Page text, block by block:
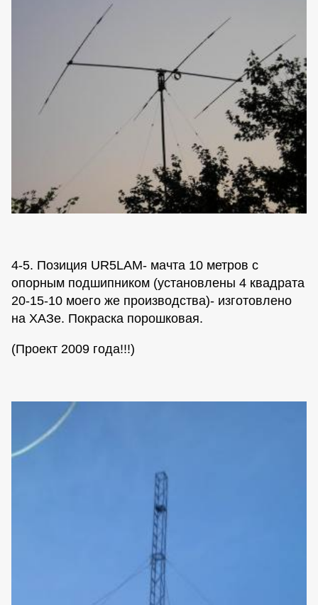
4-5. Позиция UR5LAM- мачта 10 метров с
опорным подшипником (установлены 4 квадрата
20-15-10 моего же производства)- изготовлено
на ХАЗе. Покраска порошковая.
(Проект 2009 года!!!)